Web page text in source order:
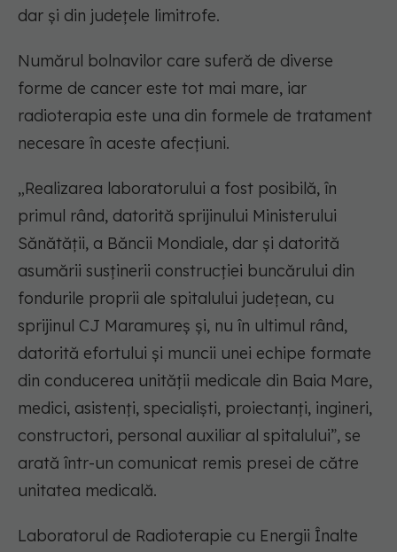
dar și din județele limitrofe.
Numărul bolnavilor care suferă de diverse
forme de cancer este tot mai mare, iar
radioterapia este una din formele de tratament
necesare în aceste afecțiuni.
„Realizarea laboratorului a fost posibilă, în
primul rând, datorită sprijinului Ministerului
Sănătății, a Băncii Mondiale, dar și datorită
asumării susținerii construcției buncărului din
fondurile proprii ale spitalului județean, cu
sprijinul CJ Maramureș și, nu în ultimul rând,
datorită efortului și muncii unei echipe formate
din conducerea unității medicale din Baia Mare,
medici, asistenți, specialiști, proiectanți, ingineri,
constructori, personal auxiliar al spitalului”, se
arată într-un comunicat remis presei de către
unitatea medicală.
Laboratorul de Radioterapie cu Energii Înalte